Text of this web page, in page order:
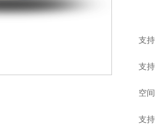
支
支
空
支